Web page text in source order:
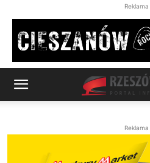
Reklama
Reklama